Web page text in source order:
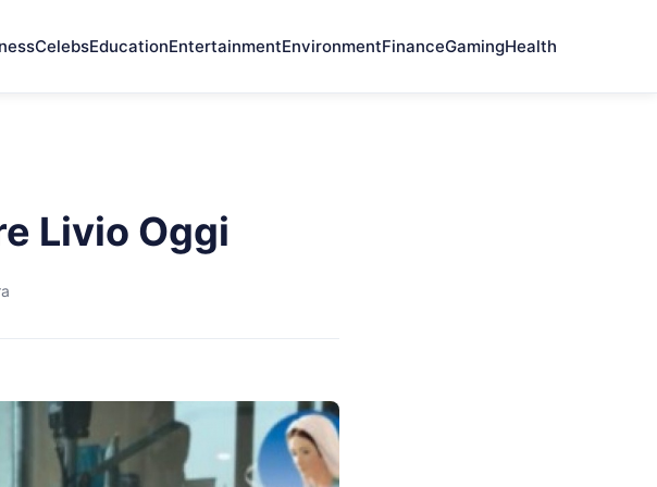
CelebsEducationEntertainmentEnvironmentFinanceGamingHealth
Livio Oggi